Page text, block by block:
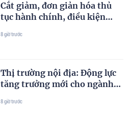
Cắt giảm, đơn giản hóa thủ
tục hành chính, điều kiện
nông nghiệp và môi trường
8 giờ trước
Thị trường nội địa: Động lực
tăng trưởng mới cho ngành
8 giờ trước